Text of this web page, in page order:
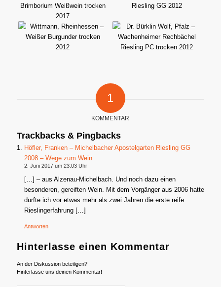
1
KOMMENTAR
Trackbacks & Pingbacks
Höfler, Franken – Michelbacher Apostelgarten Riesling GG
2008 – Wege zum Wein
2. Juni 2017 um 23:03 Uhr
[…] – aus Alzenau-Michelbach. Und noch dazu einen
besonderen, gereiften Wein. Mit dem Vorgänger aus 2006 hatte
durfte ich vor etwas mehr als zwei Jahren die erste reife
Rieslingerfahrung […]
Antworten
Hinterlasse einen Kommentar
An der Diskussion beteiligen?
Hinterlasse uns deinen Kommentar!